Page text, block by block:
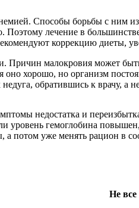
Способы борьбы с ним
Поэтому лечение в
коррекцию диеты,
малокровия может
оно хорошо, но организм
обратившись к врачу, а
недостатка и
уровень гемоглобина
а потом уже менять рацион в
Не все